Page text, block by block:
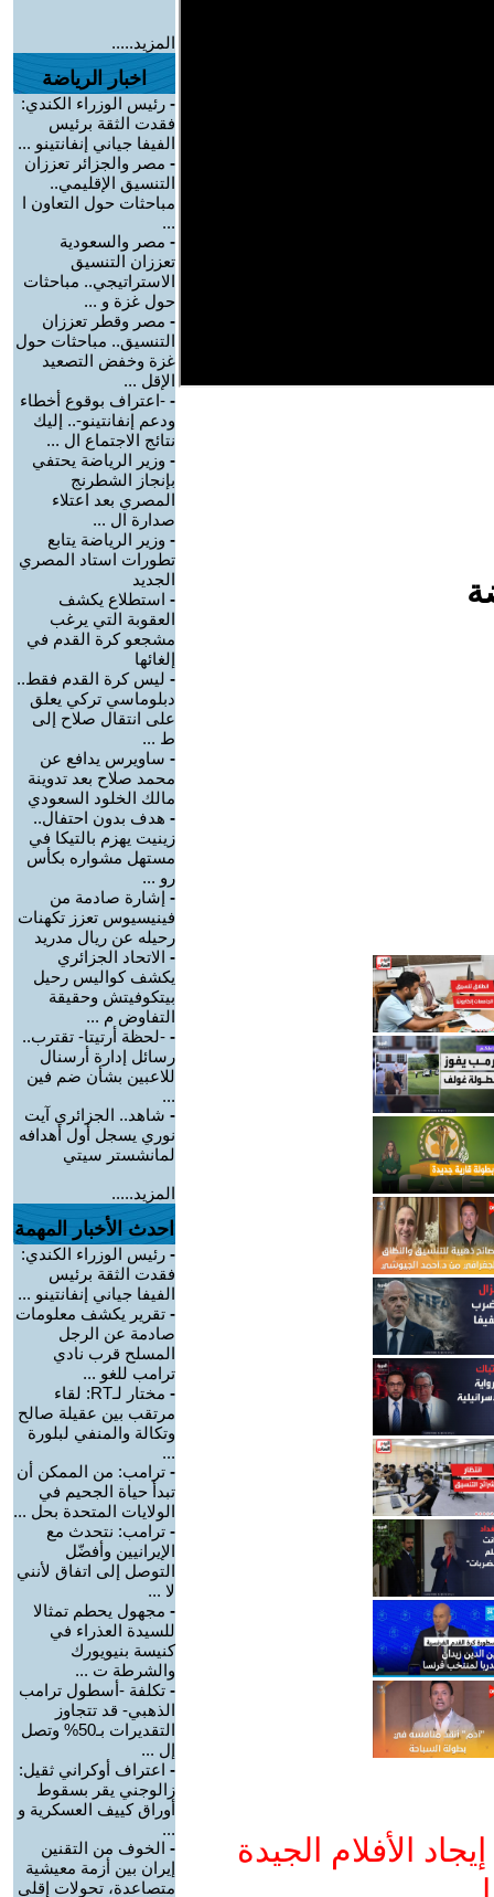
الأفلام الجيدة
المزيد.....
اخبار الرياضة
- رئيس الوزراء الكندي:
فقدت الثقة برئيس
الفيفا جياني إنفانتينو ...
- مصر والجزائر تعززان
التنسيق الإقليمي..
مباحثات حول التعاون ا
...
- مصر والسعودية
تعززان التنسيق
الاستراتيجي.. مباحثات
حول غزة و ...
- مصر وقطر تعززان
التنسيق.. مباحثات حول
غزة وخفض التصعيد
الإقل ...
- -اعتراف بوقوع أخطاء
ودعم إنفانتينو-.. إليك
نتائج الاجتماع ال ...
- وزير الرياضة يحتفي
بإنجاز الشطرنج
المصري بعد اعتلاء
صدارة ال ...
- وزير الرياضة يتابع
تطورات استاد المصري
الجديد
- استطلاع يكشف
العقوبة التي يرغب
مشجعو كرة القدم في
إلغائها
- ليس كرة القدم فقط..
دبلوماسي تركي يعلق
على انتقال صلاح إلى
ط ...
- ساويرس يدافع عن
محمد صلاح بعد تدوينة
مالك الخلود السعودي
- هدف بدون احتفال..
زينيت يهزم بالتيكا في
مستهل مشواره بكأس
رو ...
- إشارة صادمة من
فينيسيوس تعزز تكهنات
رحيله عن ريال مدريد
- الاتحاد الجزائري
يكشف كواليس رحيل
بيتكوفيتش وحقيقة
التفاوض م ...
- -لحظة أرتيتا- تقترب..
رسائل إدارة أرسنال
للاعبين بشأن ضم فين
...
- شاهد.. الجزائري آيت
نوري يسجل أول أهدافه
لمانشستر سيتي
المزيد.....
احدث الأخبار المهمة
- رئيس الوزراء الكندي:
فقدت الثقة برئيس
الفيفا جياني إنفانتينو ...
- تقرير يكشف معلومات
صادمة عن الرجل
المسلح قرب نادي
ترامب للغو ...
-
مختار لـRT: لقاء
مرتقب بين عقيلة صالح
وتكالة والمنفي لبلورة
...
- ترامب: من الممكن أن
تبدأ حياة الجحيم في
الولايات المتحدة بحل ...
- ترامب: نتحدث مع
الإيرانيين وأفضّل
التوصل إلى اتفاق لأنني
لا ...
- مجهول يحطم تمثالا
للسيدة العذراء في
كنيسة بنيويورك
والشرطة ت ...
- تكلفة -أسطول ترامب
الذهبي- قد تتجاوز
التقديرات بـ50% وتصل
إل ...
- اعتراف أوكراني ثقيل:
زالوجني يقر بسقوط
أوراق كييف العسكرية و
...
- الخوف من التقنين
إيران بين أزمة معيشية
متصاعدة، تحولات إقلي